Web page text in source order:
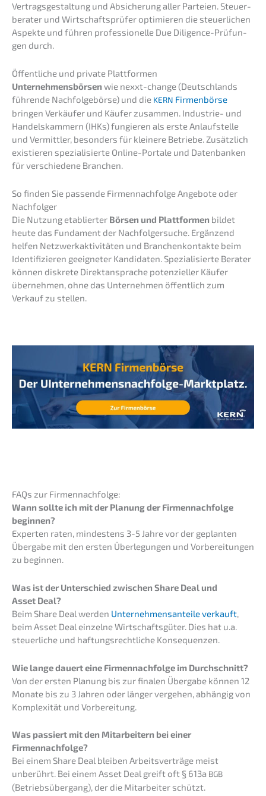
Vertrags­ge­stal­tung und Absiche­rung aller Partei­en. Steuer­
be­ra­ter und Wirtschafts­prü­fer optimie­ren die steuer­li­chen
Aspek­te und führen profes­sio­nel­le Due Diligence-Prüfun­
gen durch.
Öffent­li­che und priva­te Plattformen
Unter­neh­mens­bör­sen wie nexxt-change (Deutsch­lands
führen­de Nachfol­ge­bör­se) und die KERN Firmen­bör­se
bringen Verkäu­fer und Käufer zusam­men. Indus­trie- und
Handels­kam­mern (IHKs) fungie­ren als erste Anlauf­stel­le
und Vermitt­ler, beson­ders für kleine­re Betrie­be. Zusätz­lich
existie­ren spezia­li­sier­te Online-Porta­le und Daten­ban­ken
für verschie­de­ne Branchen.
So finden Sie passen­de Firmen­nach­fol­ge Angebo­te oder
Nachfolger
Die Nutzung etablier­ter Börsen und Platt­for­men bildet
heute das Funda­ment der Nachfol­ger­su­che. Ergän­zend
helfen Netzwerk­ak­ti­vi­tä­ten und Branchen­kon­tak­te beim
Identi­fi­zie­ren geeig­ne­ter Kandi­da­ten. Spezia­li­sier­te Berater
können diskre­te Direkt­an­spra­che poten­zi­el­ler Käufer
überneh­men, ohne das Unter­neh­men öffent­lich zum
Verkauf zu stellen.
FAQs zur Firmennachfolge:
Wann sollte ich mit der Planung der Firmen­nach­fol­ge
beginnen?
Exper­ten raten, mindes­tens 3-5 Jahre vor der geplan­ten
Überga­be mit den ersten Überle­gun­gen und Vorbe­rei­tun­gen
zu beginnen.
Was ist der Unter­schied zwischen Share Deal und
Asset Deal?
Beim Share Deal werden Unter­neh­mens­an­tei­le verkauft,
beim Asset Deal einzel­ne Wirtschafts­gü­ter. Dies hat u.a.
steuer­li­che und haftungs­recht­li­che Konsequenzen.
Wie lange dauert eine Firmen­nach­fol­ge im Durchschnitt?
Von der ersten Planung bis zur finalen Überga­be können 12
Monate bis zu 3 Jahren oder länger verge­hen, abhän­gig von
Komple­xi­tät und Vorbereitung.
Was passiert mit den Mitar­bei­tern bei einer
Firmennachfolge?
Bei einem Share Deal bleiben Arbeits­ver­trä­ge meist
unberührt. Bei einem Asset Deal greift oft § 613a BGB
(Betriebs­über­gang), der die Mitar­bei­ter schützt.